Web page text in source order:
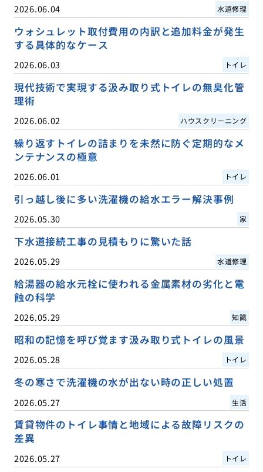
2026.06.04 水道修理
ウォシュレット取付費用の内訳と追加料金が発生
する具体的なケース
2026.06.03 トイレ
現代技術で実現する汲み取り式トイレの無臭化管
理術
2026.06.02 ハウスクリーニング
繰り返すトイレの詰まりを未然に防ぐ定期的なメ
ンテナンスの極意
2026.06.01 トイレ
引っ越し後に多い洗濯機の給水エラー解決事例
2026.05.30 家
下水道接続工事の見積もりに驚いた話
2026.05.29 水道修理
給湯器の給水元栓に使われる金属素材の劣化と電
蝕の科学
2026.05.29 知識
昭和の記憶を呼び覚ます汲み取り式トイレの風景
2026.05.28 トイレ
冬の寒さで洗濯機の水が出ない時の正しい処置
2026.05.27 生活
賃貸物件のトイレ事情と地域による故障リスクの
差異
2026.05.27 トイレ